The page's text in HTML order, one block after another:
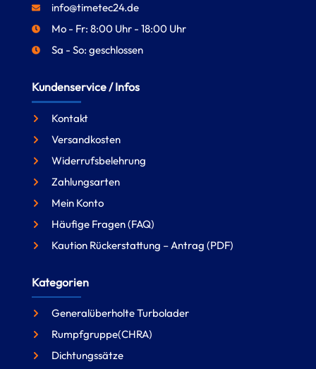
info@timetec24.de
Mo - Fr: 8:00 Uhr - 18:00 Uhr
Sa - So: geschlossen
Kundenservice / Infos
Kontakt
Versandkosten
Widerrufsbelehrung
Zahlungsarten
Mein Konto
Häufige Fragen (FAQ)
Kaution Rückerstattung – Antrag (PDF)
Kategorien
Generalüberholte Turbolader
Rumpfgruppe(CHRA)
Dichtungssätze